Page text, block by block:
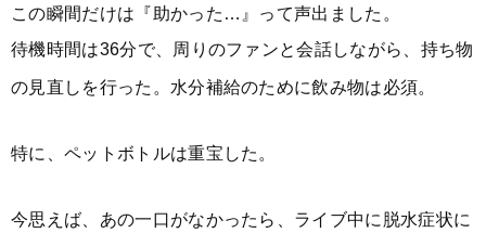
この瞬間だけは『助かった…』って声出ました。
待機時間は36分で、周りのファンと会話しながら、持ち物
の見直しを行った。水分補給のために飲み物は必須。
特に、ペットボトルは重宝した。
今思えば、あの一口がなかったら、ライブ中に脱水症状に